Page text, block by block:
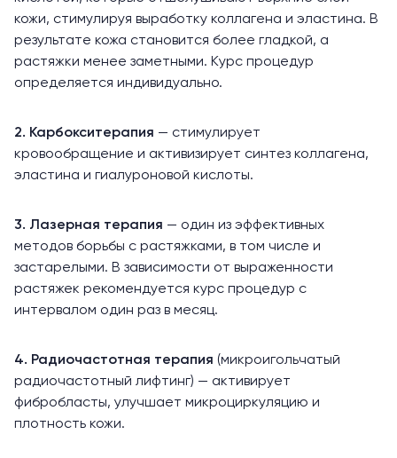
кожи, стимулируя выработку коллагена и эластина. В
результате кожа становится более гладкой, а
растяжки менее заметными. Курс процедур
определяется индивидуально.
2. Карбокситерапия — стимулирует
кровообращение и активизирует синтез коллагена,
эластина и гиалуроновой кислоты.
3. Лазерная терапия — один из эффективных
методов борьбы с растяжками, в том числе и
застарелыми. В зависимости от выраженности
растяжек рекомендуется курс процедур с
интервалом один раз в месяц.
4. Радиочастотная терапия (микроигольчатый
радиочастотный лифтинг) — активирует
фибробласты, улучшает микроциркуляцию и
плотность кожи.